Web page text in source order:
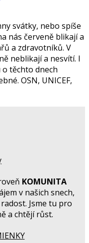
svátky, nebo spíše
nás červeně blikají a
a zdravotníků. V
neblikají a nesvítí. I
těchto dnech
OSN, UNICEF,
KOMUNITA
v našich snech,
Jsme tu pro
a chtějí růst.